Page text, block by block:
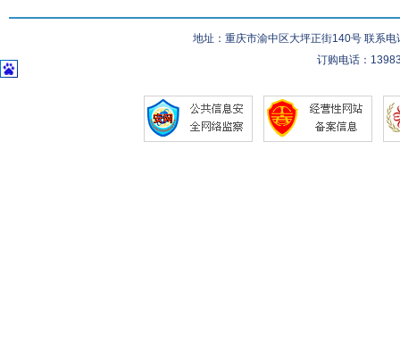
地址：重庆市渝中区大坪正街140号 联系
订购电话：